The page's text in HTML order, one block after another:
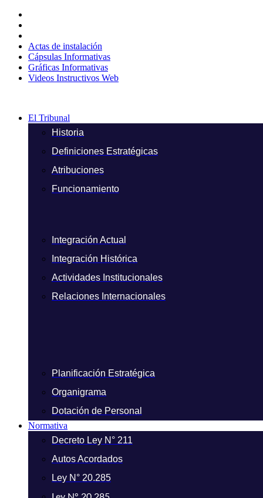
contenido
Actas de instalación
Cápsulas Informativas
Gráficas Informativas
Videos Instructivos Web
El Tribunal
Historia
Definiciones Estratégicas
Atribuciones
Funcionamiento
Integración Actual
Integración Histórica
Actividades Institucionales
Relaciones Internacionales
Planificación Estratégica
Organigrama
Dotación de Personal
Normativa
Decreto Ley N° 211
Autos Acordados
Ley N° 20.285